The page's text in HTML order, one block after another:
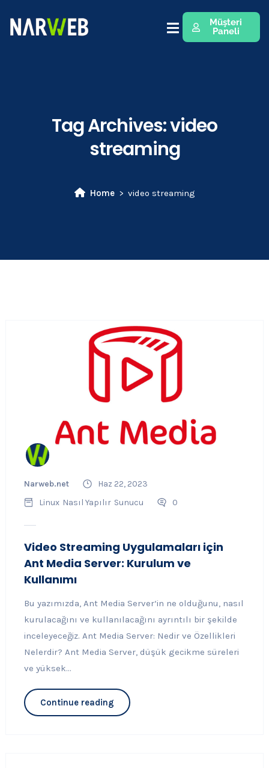
Müşteri
Paneli
Tag Archives:video
streaming
Home video streaming
Narweb.net
Haz 22, 2023
Linux Nasıl Yapılır Sunucu 0
Video Streaming Uygulamaları için
Ant Media Server: Kurulum ve
Kullanımı
Bu yazımızda, Ant Media Server‘in ne olduğunu, nasıl
kurulacağını ve kullanılacağını ayrıntılı bir şekilde
inceleyeceğiz. Ant Media Server: Nedir ve Özellikleri
Nelerdir? Ant Media Server, düşük gecikme süreleri
ve yüksek...
Continue reading